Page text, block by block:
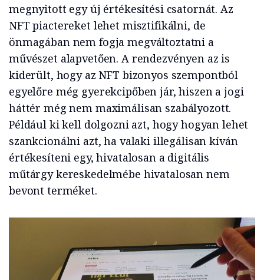
megnyitott egy új értékesítési csatornát. Az
NFT piactereket lehet misztifikálni, de
önmagában nem fogja megváltoztatni a
művészet alapvetően. A rendezvényen az is
kiderült, hogy az NFT bizonyos szempontból
egyelőre még gyerekcipőben jár, hiszen a jogi
háttér még nem maximálisan szabályozott.
Például ki kell dolgozni azt, hogy hogyan lehet
szankcionálni azt, ha valaki illegálisan kíván
értékesíteni egy, hivatalosan a digitális
műtárgy kereskedelmébe hivatalosan nem
bevont terméket.